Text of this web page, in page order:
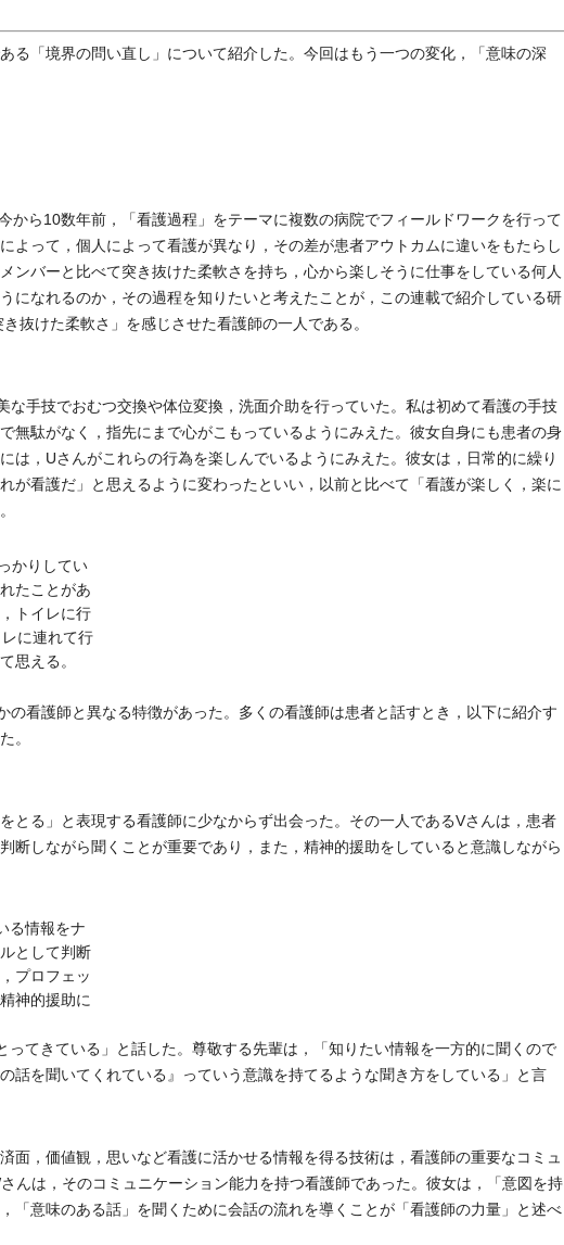
「境界の問い直し」について紹介した。今回はもう一つの変化，「意味の深
から10数年前，「看護過程」をテーマに複数の病院でフィールドワークを行って
よって，個人によって看護が異なり，その差が患者アウトカムに違いをもたらし
ンバーと比べて突き抜けた柔軟さを持ち，心から楽しそうに仕事をしている何人
になれるのか，その過程を知りたいと考えたことが，この連載で紹介している研
抜けた柔軟さ」を感じさせた看護師の一人である。
手技でおむつ交換や体位変換，洗面介助を行っていた。私は初めて看護の手技
無駄がなく，指先にまで心がこもっているようにみえた。彼女自身にも患者の身
は，Uさんがこれらの行為を楽しんでいるようにみえた。彼女は，日常的に繰り
が看護だ」と思えるように変わったといい，以前と比べて「看護が楽しく，楽に
かりしてい
たことがあ
トイレに行
に連れて行
思える。
看護師と異なる特徴があった。多くの看護師は患者と話すとき，以下に紹介す
。
とる」と表現する看護師に少なからず出会った。その一人であるVさんは，患者
断しながら聞くことが重要であり，また，精神的援助をしていると意識しながら
る情報をナ
として判断
プロフェッ
神的援助に
てきている」と話した。尊敬する先輩は，「知りたい情報を一方的に聞くので
話を聞いてくれている』っていう意識を持てるような聞き方をしている」と言
，価値観，思いなど看護に活かせる情報を得る技術は，看護師の重要なコミュ
んは，そのコミュニケーション能力を持つ看護師であった。彼女は，「意図を持
「意味のある話」を聞くために会話の流れを導くことが「看護師の力量」と述べ